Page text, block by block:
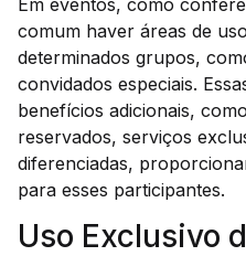
comum haver áreas de
determinados grupos,
convidados especiais.
benefícios adicionais,
reservados, serviços
diferenciadas,
para esses participantes.
Uso Exclusivo